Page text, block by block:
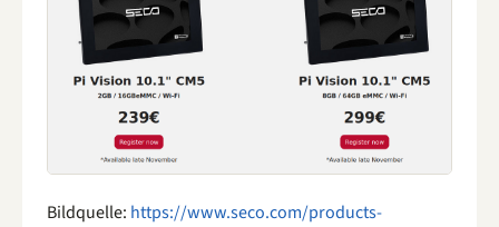
Bildquelle: https://www.seco.com/products-